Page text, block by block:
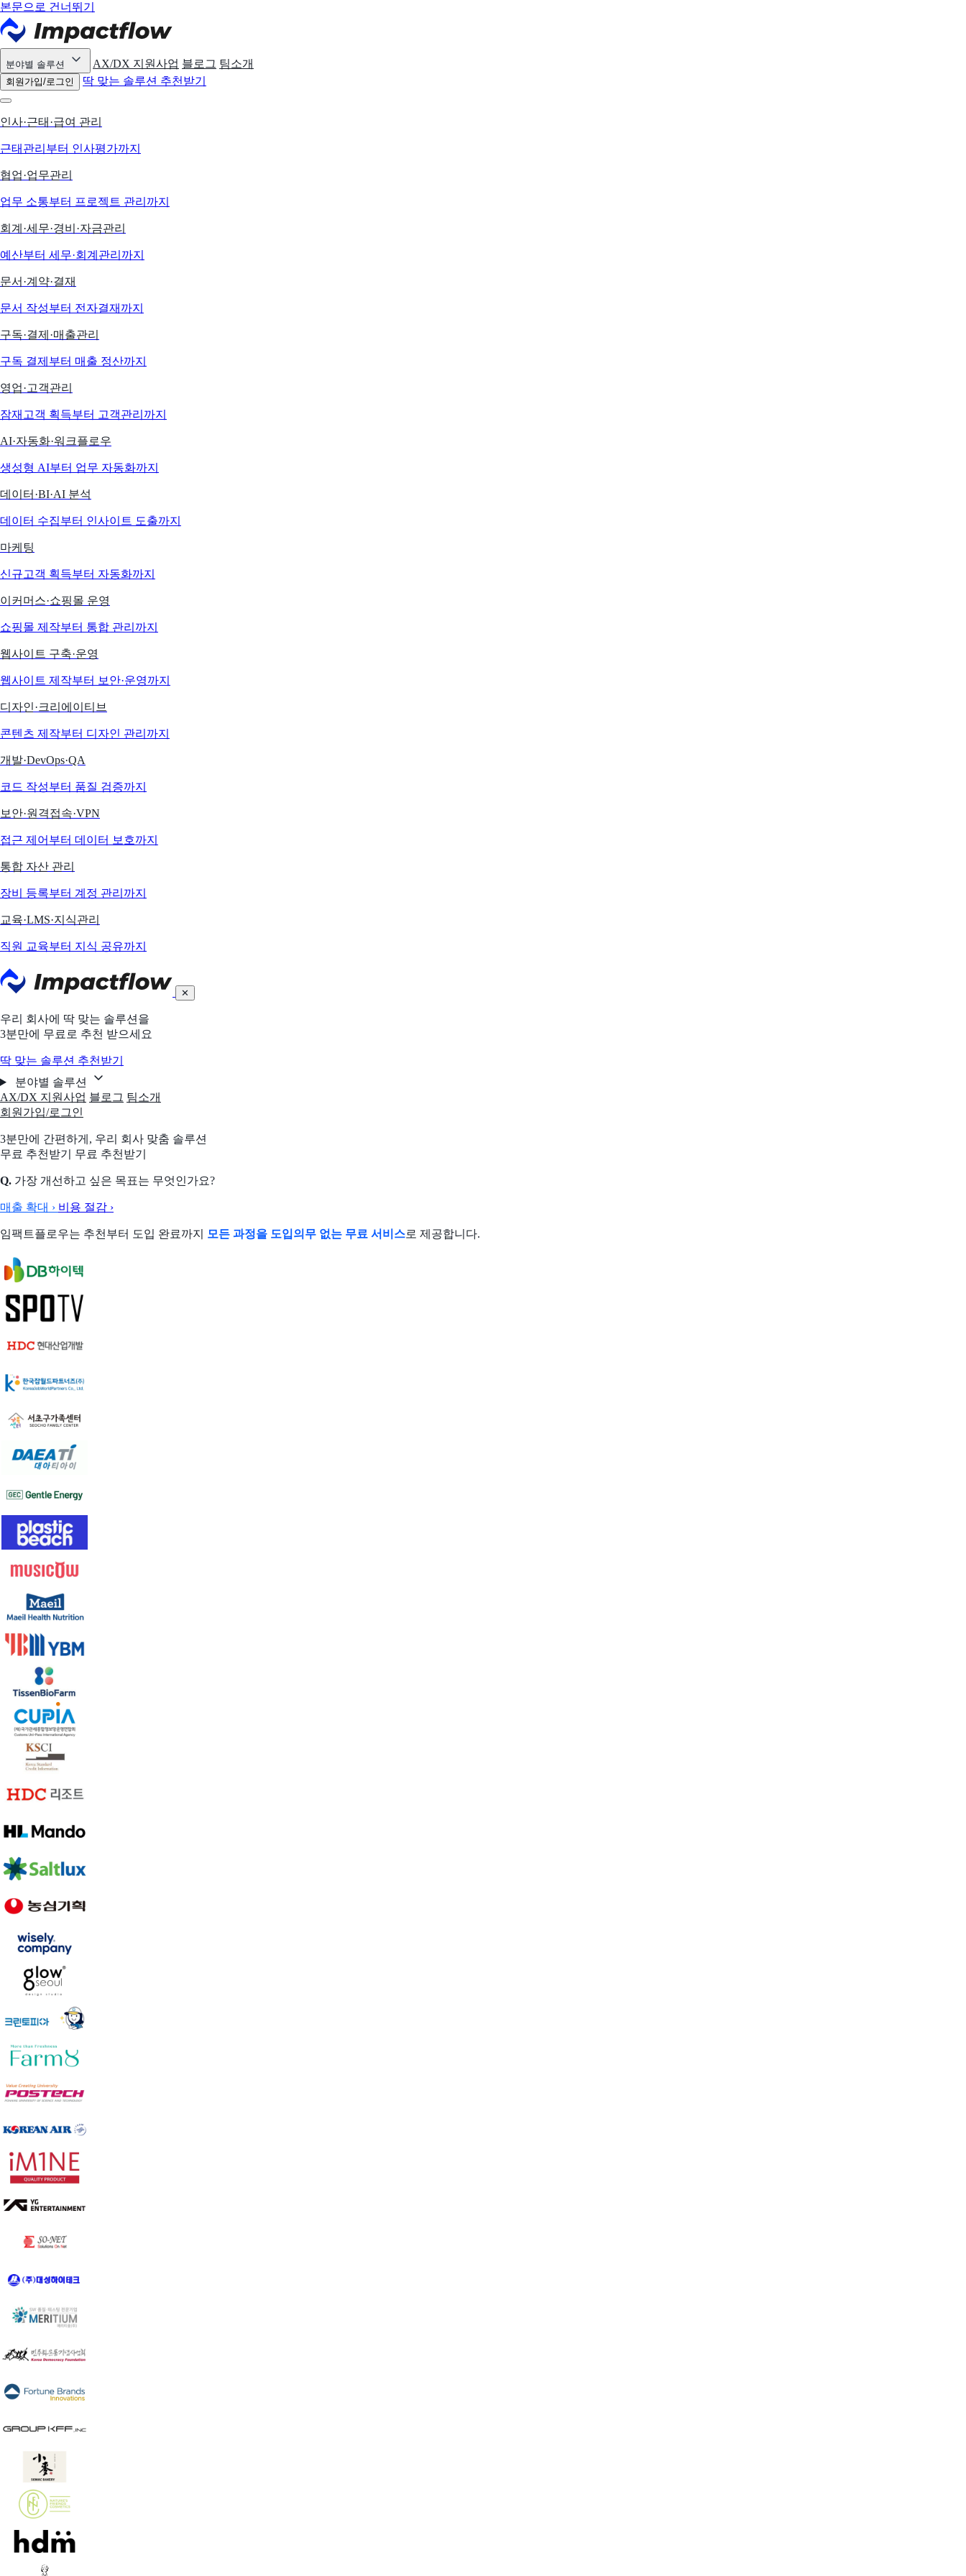
본문으로 건너뛰기
분야별 솔루션 AX/DX 지원사업 블로그 팀소개
회원가입/로그인 딱 맞는 솔루션 추천받기
인사·근태·급여 관리
근태관리부터 인사평가까지
협업·업무관리
업무 소통부터 프로젝트 관리까지
회계·세무·경비·자금관리
예산부터 세무·회계관리까지
문서·계약·결재
문서 작성부터 전자결재까지
구독·결제·매출관리
구독 결제부터 매출 정산까지
영업·고객관리
잠재고객 획득부터 고객관리까지
AI·자동화·워크플로우
생성형 AI부터 업무 자동화까지
데이터·BI·AI 분석
데이터 수집부터 인사이트 도출까지
마케팅
신규고객 획득부터 자동화까지
이커머스·쇼핑몰 운영
쇼핑몰 제작부터 통합 관리까지
웹사이트 구축·운영
웹사이트 제작부터 보안·운영까지
디자인·크리에이티브
콘텐츠 제작부터 디자인 관리까지
개발·DevOps·QA
코드 작성부터 품질 검증까지
보안·원격접속·VPN
접근 제어부터 데이터 보호까지
통합 자산 관리
장비 등록부터 계정 관리까지
교육·LMS·지식관리
직원 교육부터 지식 공유까지
✕
우리 회사에 딱 맞는 솔루션을
3분만에 무료로 추천 받으세요
딱 맞는 솔루션 추천받기
분야별 솔루션
AX/DX 지원사업 블로그 팀소개
회원가입/로그인
3분만에 간편하게, 우리 회사 맞춤 솔루션
무료 추천받기
무료 추천받기
Q. 가장 개선하고 싶은 목표는 무엇인가요?
매출 확대 › 비용 절감 ›
임팩트플로우는 추천부터 도입 완료까지 모든 과정을 도입의무 없는 무료 서비스로 제공합니다.